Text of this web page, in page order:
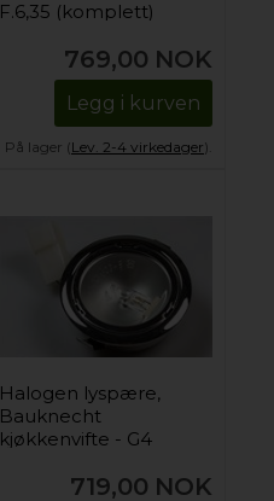
F.6,35 (komplett)
769,00 NOK
Legg i kurven
På lager (Lev. 2-4 virkedager).
Halogen lyspære,
Bauknecht
kjøkkenvifte - G4
719,00 NOK